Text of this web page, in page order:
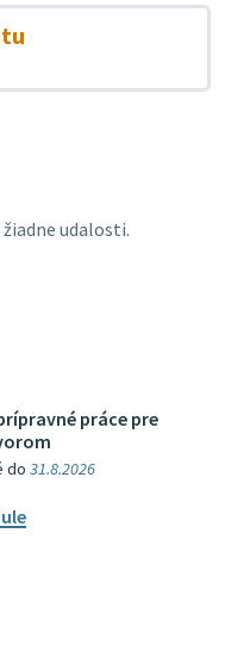
udalosti.
prípravné práce pre
do31.8.2026